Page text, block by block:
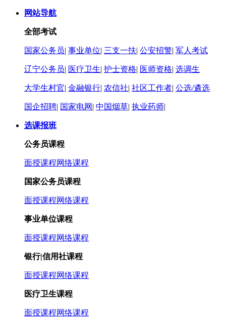
网站导航
全部考试
国家公务员| 事业单位| 三支一扶| 公安招警| 军人考试
辽宁公务员| 医疗卫生| 护士资格| 医师资格| 选调生
大学生村官| 金融银行| 农信社| 社区工作者| 公选/遴选
国企招聘| 国家电网 | 中国烟草| 执业药师|
选课报班
公务员课程
面授课程网络课程
国家公务员课程
面授课程网络课程
事业单位课程
面授课程网络课程
银行|信用社课程
面授课程网络课程
医疗卫生课程
面授课程网络课程